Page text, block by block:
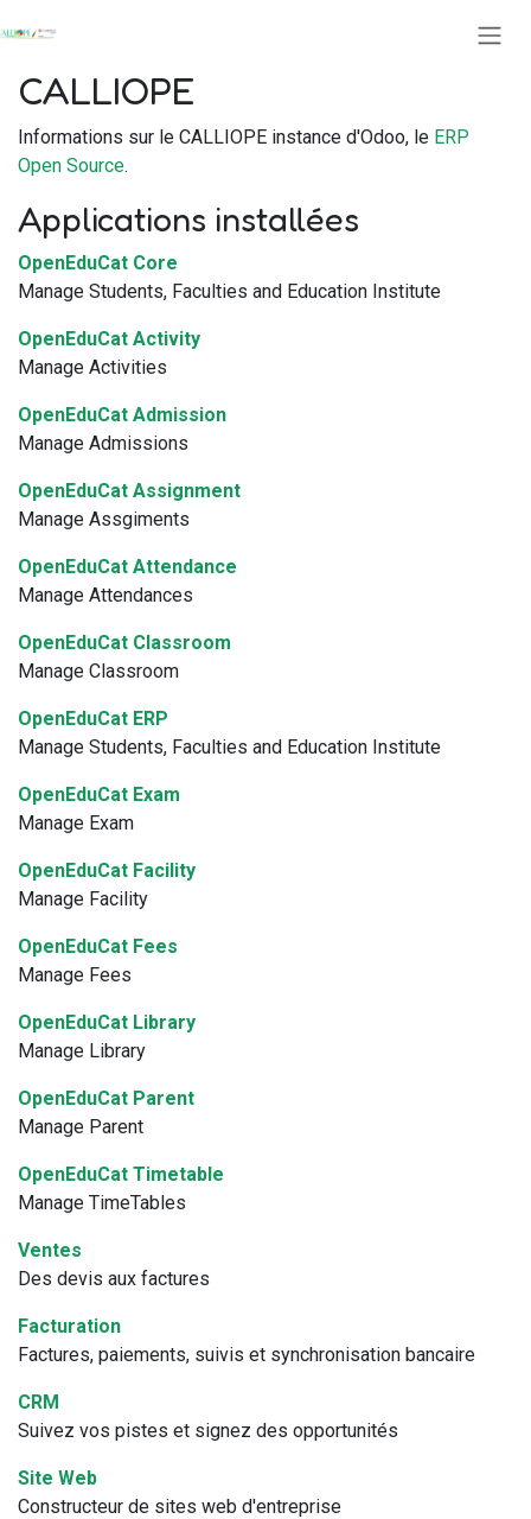
CALLIOPE
Informations sur le CALLIOPE instance d'Odoo, le ERP
Open Source.
Applications installées
OpenEduCat Core
Manage Students, Faculties and Education Institute
OpenEduCat Activity
Manage Activities
OpenEduCat Admission
Manage Admissions
OpenEduCat Assignment
Manage Assgiments
OpenEduCat Attendance
Manage Attendances
OpenEduCat Classroom
Manage Classroom
OpenEduCat ERP
Manage Students, Faculties and Education Institute
OpenEduCat Exam
Manage Exam
OpenEduCat Facility
Manage Facility
OpenEduCat Fees
Manage Fees
OpenEduCat Library
Manage Library
OpenEduCat Parent
Manage Parent
OpenEduCat Timetable
Manage TimeTables
Ventes
Des devis aux factures
Facturation
Factures, paiements, suivis et synchronisation bancaire
CRM
Suivez vos pistes et signez des opportunités
Site Web
Constructeur de sites web d'entreprise